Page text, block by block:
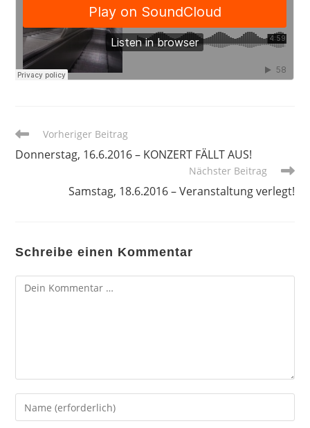
Weitere
ansehen
Vorheriger Beitrag
Donnerstag, 16.6.2016 – KONZERT FÄLLT AUS!
Nächster Beitrag
Samstag, 18.6.2016 – Veranstaltung verlegt!
Schreibe einen Kommentar
Kommentar
Gib
deinen